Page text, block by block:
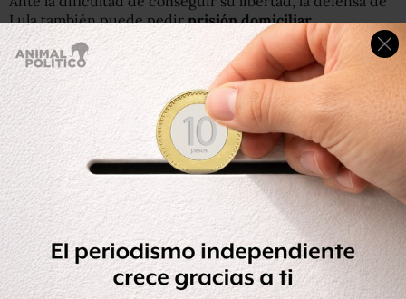
Lula también puede pedirprisión domiciliar.
La semana pasada, por ejemplo, el diputado federal Paulo
Maluf consiguió, por medio de habeas corpus, una orden
judicial para ser transferido del complejo penitenciario
de Papuda, en Brasilia, a su residencia en Sao Paulo.
Maluf estaba preso desde diciembre, después de haber
sido condenado a siete años de cárcel por lavado de
dinero. Pero el diputado, quien tiene 86 años, alegó
problemas de salud
Lula, de 72 años, ha sin embargo presumido de su buena
condición física, divulgando incluso a través de las redes